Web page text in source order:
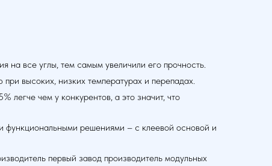
на все углы, тем самым увеличили его прочность.
высоких, низких температурах и перепадах.
легче чем у конкурентов, а это значит, что
функциональными решениями – с клеевой основой и
первый завод производитель модульных